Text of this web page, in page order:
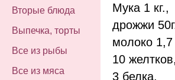
Вторые блюда
Выпечка, торты
Все из рыбы
Все из мяса
Мука 1 кг.,
дрожжи
молоко 1,7
10 желтков,
3 белка,